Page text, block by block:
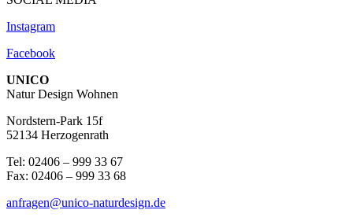
Instagram
Facebook
UNICO
Natur Design Wohnen
Nordstern-Park 15f
52134 Herzogenrath
Tel: 02406 – 999 33 67
Fax: 02406 – 999 33 68
anfragen@unico-naturdesign.de